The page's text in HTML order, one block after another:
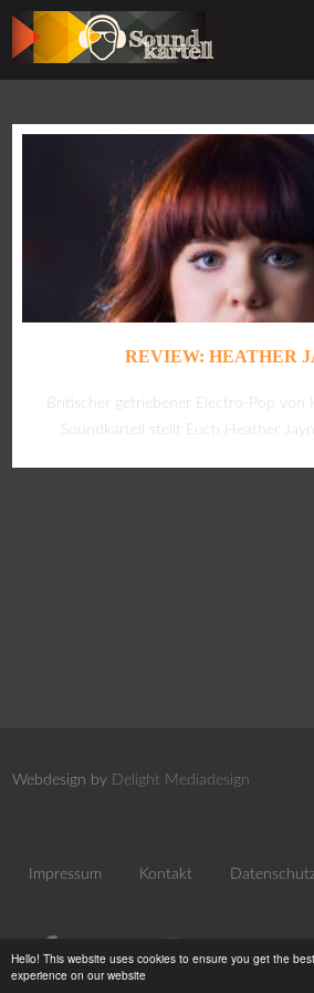
Hello! This website uses cookies to ensure you get the best
experience on our website
REVIEW: HEATHER
Britischer getriebener Electro-Pop von
Soundkartell stellt Euch Heather
Webdesign by Delight Mediadesign
Impressum Kontakt